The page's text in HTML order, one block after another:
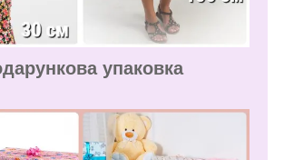
упаковка